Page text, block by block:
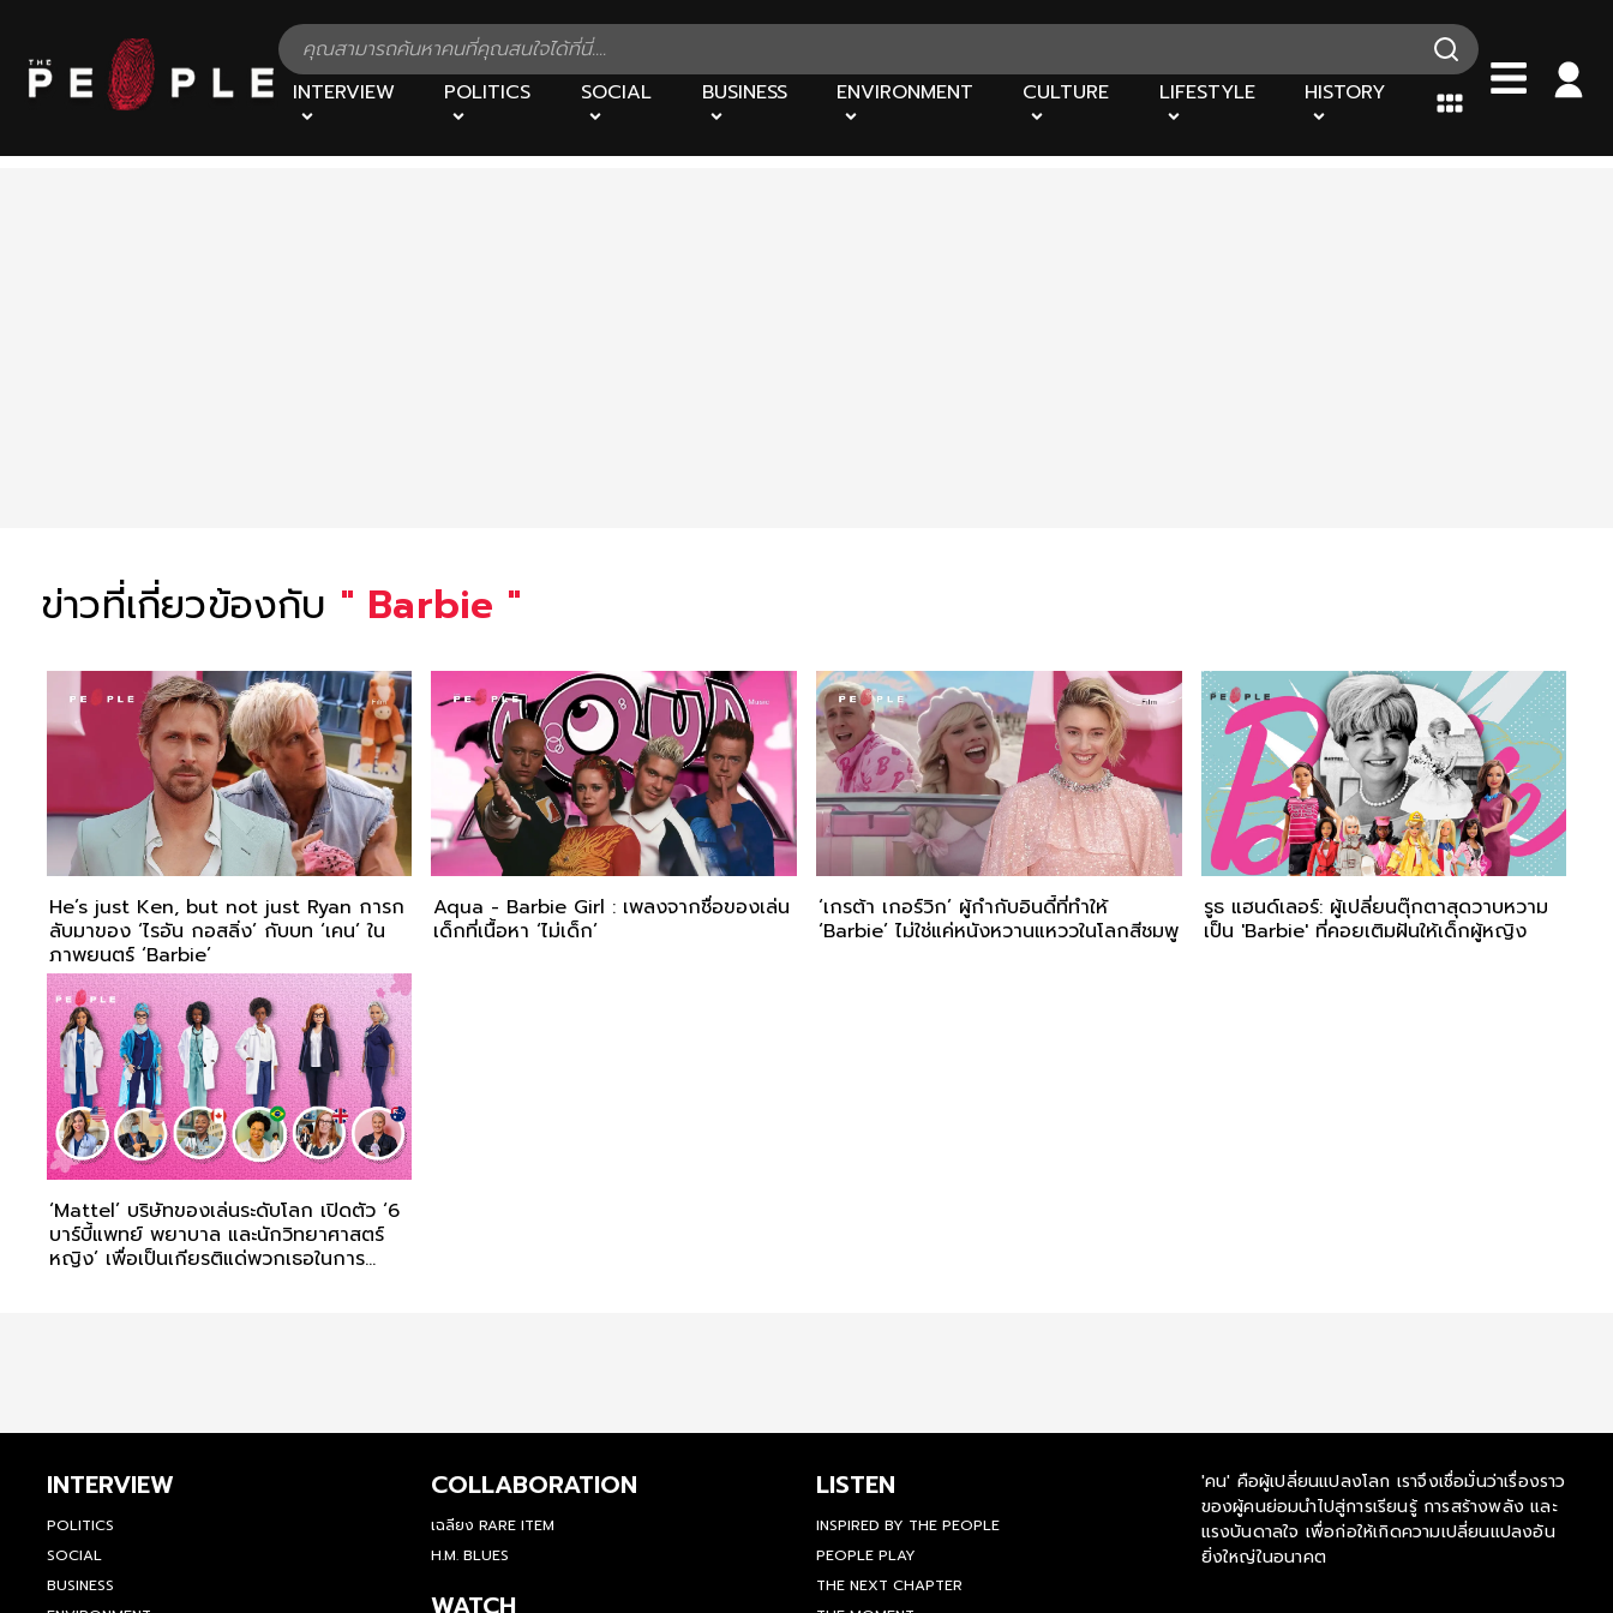
INTERVIEW POLITICS SOCIAL BUSINESS ENVIRONMENT CULTURE LIFESTYLE HISTORY
ข่าวที่เกี่ยวข้องกับ " Barbie "
He’s just Ken, but not just Ryan การก
ลับมาของ ‘ไรอัน กอสลิ่ง’ กับบท ‘เคน’ ใน
ภาพยนตร์ ‘Barbie’
Aqua - Barbie Girl : เพลงจากชื่อของเล่น
เด็กที่เนื้อหา ‘ไม่เด็ก’
‘เกรต้า เกอร์วิก’ ผู้กำกับอินดี้ที่ทำให้
‘Barbie’ ไม่ใช่แค่หนังหวานแหววในโลกสีชมพู
รูธ แฮนด์เลอร์: ผู้เปลี่ยนตุ๊กตาสุดวาบหวาม
เป็น 'Barbie' ที่คอยเติมฝันให้เด็กผู้หญิง
‘Mattel’ บริษัทของเล่นระดับโลก เปิดตัว ‘6
บาร์บี้แพทย์ พยาบาล และนักวิทยาศาสตร์
หญิง’ เพื่อเป็นเกียรติแด่พวกเธอในการ
INTERVIEW
POLITICS
SOCIAL
BUSINESS
COLLABORATION
เฉลียง RARE ITEM
H.M. BLUES
WATCH
LISTEN
INSPIRED BY THE PEOPLE
PEOPLE PLAY
THE NEXT CHAPTER
'คน' คือผู้เปลี่ยนแปลงโลก เราจึงเชื่อมั่นว่าเรื่องราว
ของผู้คนย่อมนำไปสู่การเรียนรู้ การสร้างพลัง และ
แรงบันดาลใจ เพื่อก่อให้เกิดความเปลี่ยนแปลงอัน
ยิ่งใหญ่ในอนาคต